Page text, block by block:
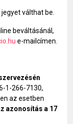
válthat be.
beváltásánál,
e-mailcímen.
1-266-7130,
az esetben
azonosítás a 17